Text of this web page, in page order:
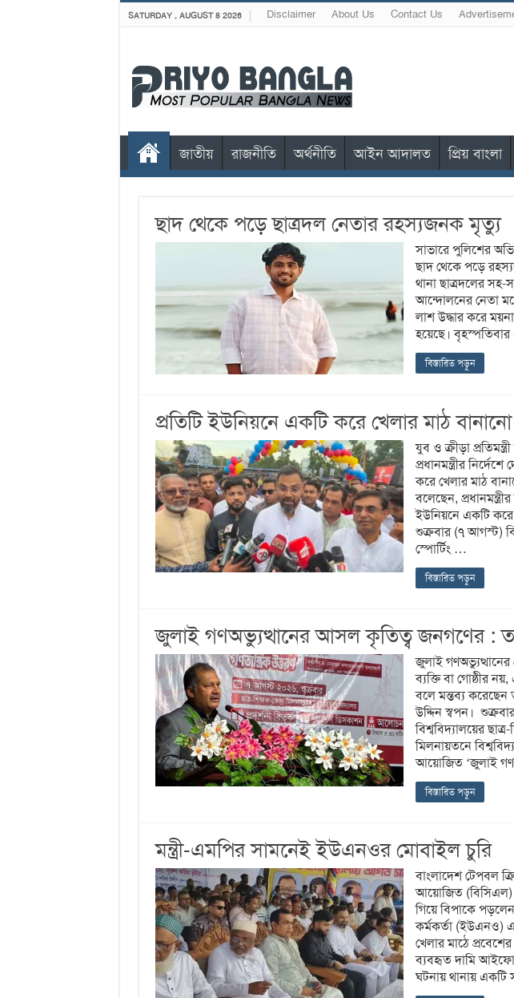
SATURDAY , AUGUST 8 2026 Disclaimer About Us Contact Us
জাতীয় রাজনীতি অর্থনীতি আইন আদালত প্রিয় বাংলা
ছাদ থেকে পড়ে ছাত্রদল নেতার রহস্যজনক মৃত্যু
সাভারে পুলিশের
ছাদ থেকে পড়ে
থানা ছাত্রদলের সহ-
আন্দোলনের নেতা
লাশ উদ্ধার করে
হয়েছে।
বিস্তারিত পড়ুন
প্রতিটি ইউনিয়নে একটি করে খেলার মাঠ
যুব ও ক্রীড়া
প্রধানমন্ত্রীর
করে খেলার মাঠ
বলেছেন,
ইউনিয়নে একটি করে
শুক্রবার (৭ আগস্ট)
স্পোর্টিং …
বিস্তারিত পড়ুন
জুলাই গণঅভ্যুত্থানের আসল কৃতিত্ব জনগণের :
জুলাই
ব্যক্তি বা গোষ্ঠীর
বলে মন্তব্য করেছেন
উদ্দিন স্বপন।
বিশ্ববিদ্যালয়ের
মিলনায়তনে
আয়োজিত ‘জুলাই
বিস্তারিত পড়ুন
মন্ত্রী-এমপির সামনেই ইউএনওর মোবাইল চুরি
বাংলাদেশ টেপবল
আয়োজিত (বিসিএল)
গিয়ে বিপাকে
কর্মকর্তা
খেলার মাঠে
ব্যবহৃত দামি
ঘটনায় থানায় একটি